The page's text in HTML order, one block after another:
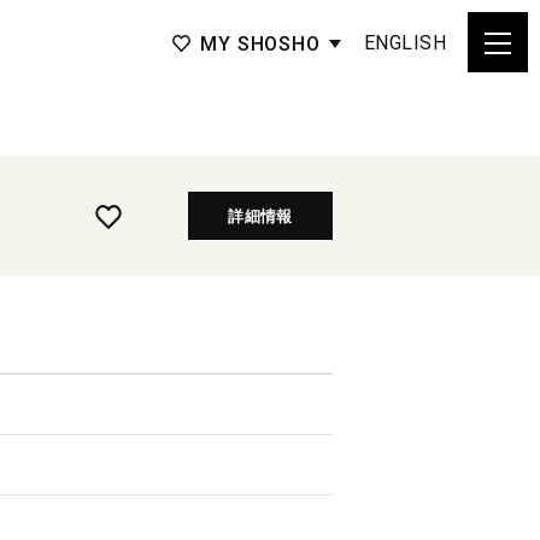
MY SHOSHO ENGLISH
詳細情報